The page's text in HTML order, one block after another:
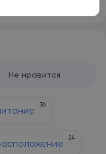
Не нравится
36
24